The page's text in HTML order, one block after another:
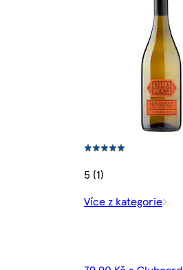
5 (1)
Více z kategorie